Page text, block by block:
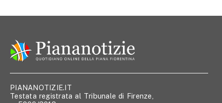
PIANANOTIZIE.IT
Testata registrata al Tribunale di Firenze,